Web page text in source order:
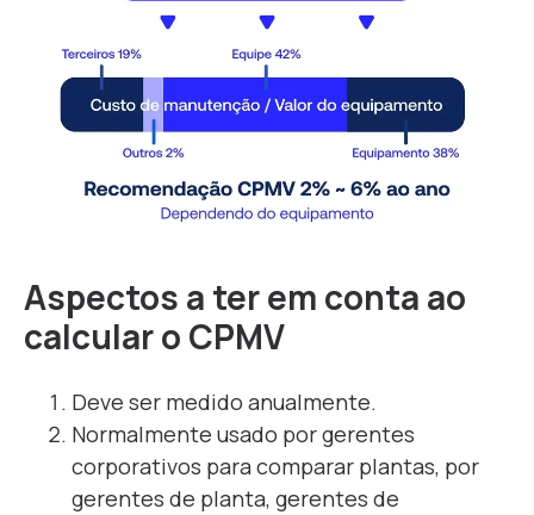
Aspectos a ter em conta ao
calcular o CPMV
Deve ser medido anualmente.
Normalmente usado por gerentes
corporativos para comparar plantas, por
gerentes de planta, gerentes de